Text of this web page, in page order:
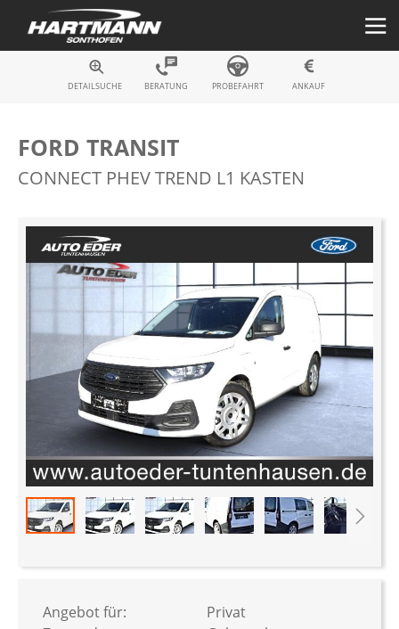
Fahrzeugsuche
DETAILSUCHE BERATUNG PROBEFAHRT ANKAUF
FORD TRANSIT
CONNECT PHEV TREND L1 KASTEN
Ende
der
Bildergalerie
Anfang
Bildergalerie
springen
Angebot für:
Privat